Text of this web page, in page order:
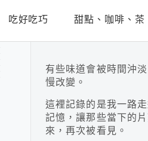
吃好吃巧 甜點、咖啡、茶
有些味道會被時間沖
慢改變。
這裡記錄的是我一路
記憶，讓那些當下的
來，再次被看見。